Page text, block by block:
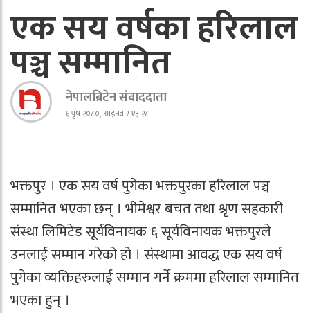
एक सय वर्षका हरिलाल
पञ्च सम्मानित
नेपालब्रिटेन संवाददाता
१ पुष २०८०, आईतवार १३:२८
भक्तपुर । एक सय वर्ष पुगेका भक्तपुरका हरिलाल पञ्च
सम्मानित भएका छन् । भीमेश्वर बचत तथा श्रृण सहकारी
संस्था लिमिटेड सूर्यविनायक ६ सूर्यविनायक भक्तपुरले
उनलाई सम्मान गरेको हो । संस्थामा आवद्ध एक सय वर्ष
पुगेका व्यक्तिहरुलाई सम्मान गर्ने क्रममा हरिलाल सम्मानित
भएका हुन् ।